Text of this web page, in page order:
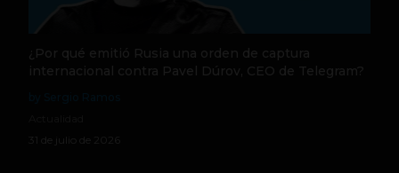
¿Por qué emitió Rusia una orden de captura
internacional contra Pavel Dúrov, CEO de Telegram?
31 de julio de 2026